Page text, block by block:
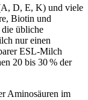
D, E, K) und viele
Biotin und
die übliche
nur einen
ESL-Milch
20 bis 30 % der
Aminosäuren im